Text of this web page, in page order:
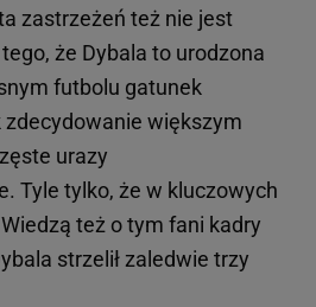
zastrzeżeń też nie jest
że Dybala to urodzona
futbolu gatunek
większym
urazy
Tyle tylko, że w kluczowych
też o tym fani kadry
strzelił zaledwie trzy